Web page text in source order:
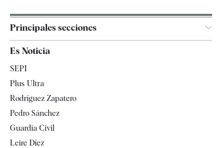
Principales secciones
Televisión
Es Noticia
SEPI
Plus Ultra
Rodríguez Zapatero
Pedro Sánchez
Guardia Civil
Leire Díez